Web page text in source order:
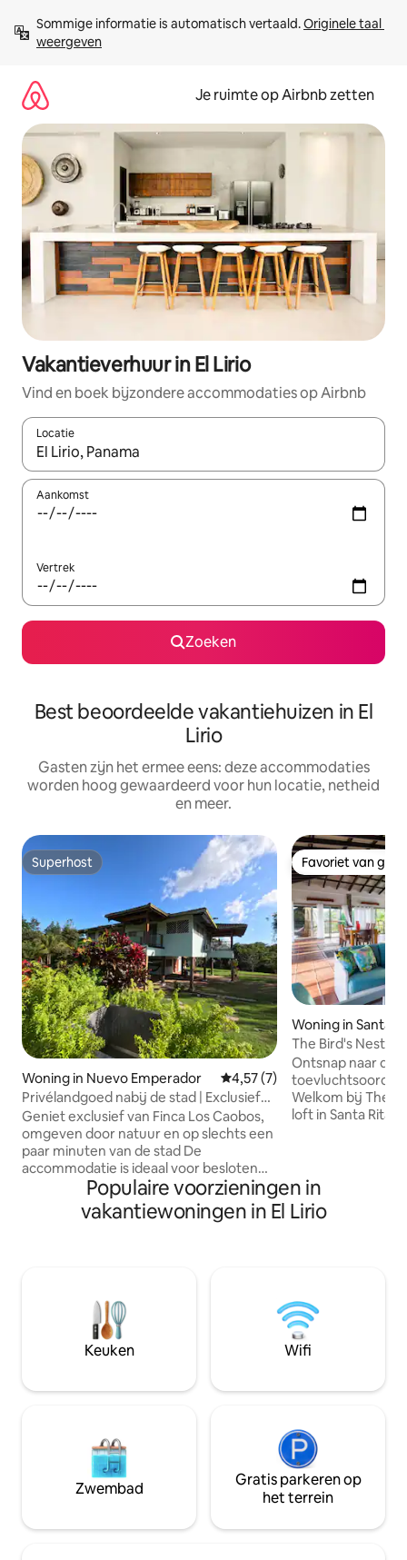
direct
naar
Sommige informatie is automatisch vertaald. Originele taal
weergeven
Je ruimte op Airbnb zetten
Vakantieverhuur in El Lirio
Vind en boek bijzondere accommodaties op Airbnb
Locatie
Wanneer er suggesties beschikbaar zijn, maak je een keuze
Aankomst
Vertrek
Zoeken
Best beoordeelde vakantiehuizen in El
Lirio
Gasten zijn het ermee eens: deze accommodaties
worden hoog gewaardeerd voor hun locatie, netheid
en meer.
Superhost
Superhost
Woning in Nuevo Emperador Gemiddelde beoordeling van
4,57 (7)
Privélandgoed nabij de stad | Exclusief
gebruik
Geniet exclusief van Finca Los Caobos,
omgeven door natuur en op slechts een
paar minuten van de stad De
accommodatie is ideaal voor besloten
familiebijeenkomsten, intieme feesten
en speciale bijeenkomsten en beschikt
over 3 slaapkamers, ruime groene
een ontspannen sfeer Privé-
familiebijeenkomsten kunnen worden
overwogen met voorafgaande
toestemming. Elke aanvullende activiteit
gemeld
Favoriet van
Favoriet van
Woning in Santa
The Bird's Nest in
Ontsnap naar de
toevluchtsoord
Welkom bij The
loft in Santa Rita
bries en de
regen en vogels. Slaap met deuren
open, geen airco.
moderne
DE VOLLEDIGE
VOORDAT JE
Populaire voorzieningen in
vakantiewoningen in El Lirio
Keuken Wifi
Zwembad
Gratis parkeren op
het terrein